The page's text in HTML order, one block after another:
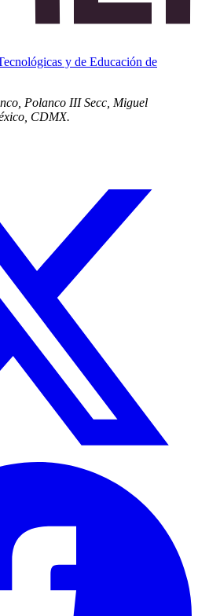
y de Educación de
Polanco III Secc, Miguel
CDMX.